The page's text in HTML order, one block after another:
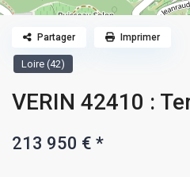
Loire (42)
VERIN 42410 :
213 950 €*
Partager Imprimer